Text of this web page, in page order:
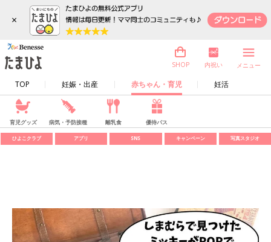
×
TOP 妊娠・出産 赤ちゃん・育児 妊活
SHOP 内祝い メニュー
育児グッズ 病気・予防接種 離乳食 優待パス
ひよこクラブ アプリ SNS キャンペーン 写真スタジオ